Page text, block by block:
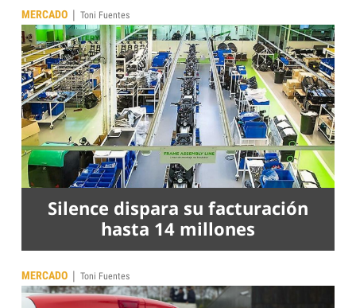
MERCADO | Toni Fuentes
Silence dispara su facturación
hasta 14 millones
MERCADO | Toni Fuentes